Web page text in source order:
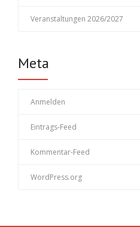
Veranstaltungen 2026/2027
Meta
Anmelden
Eintrags-Feed
Kommentar-Feed
WordPress.org